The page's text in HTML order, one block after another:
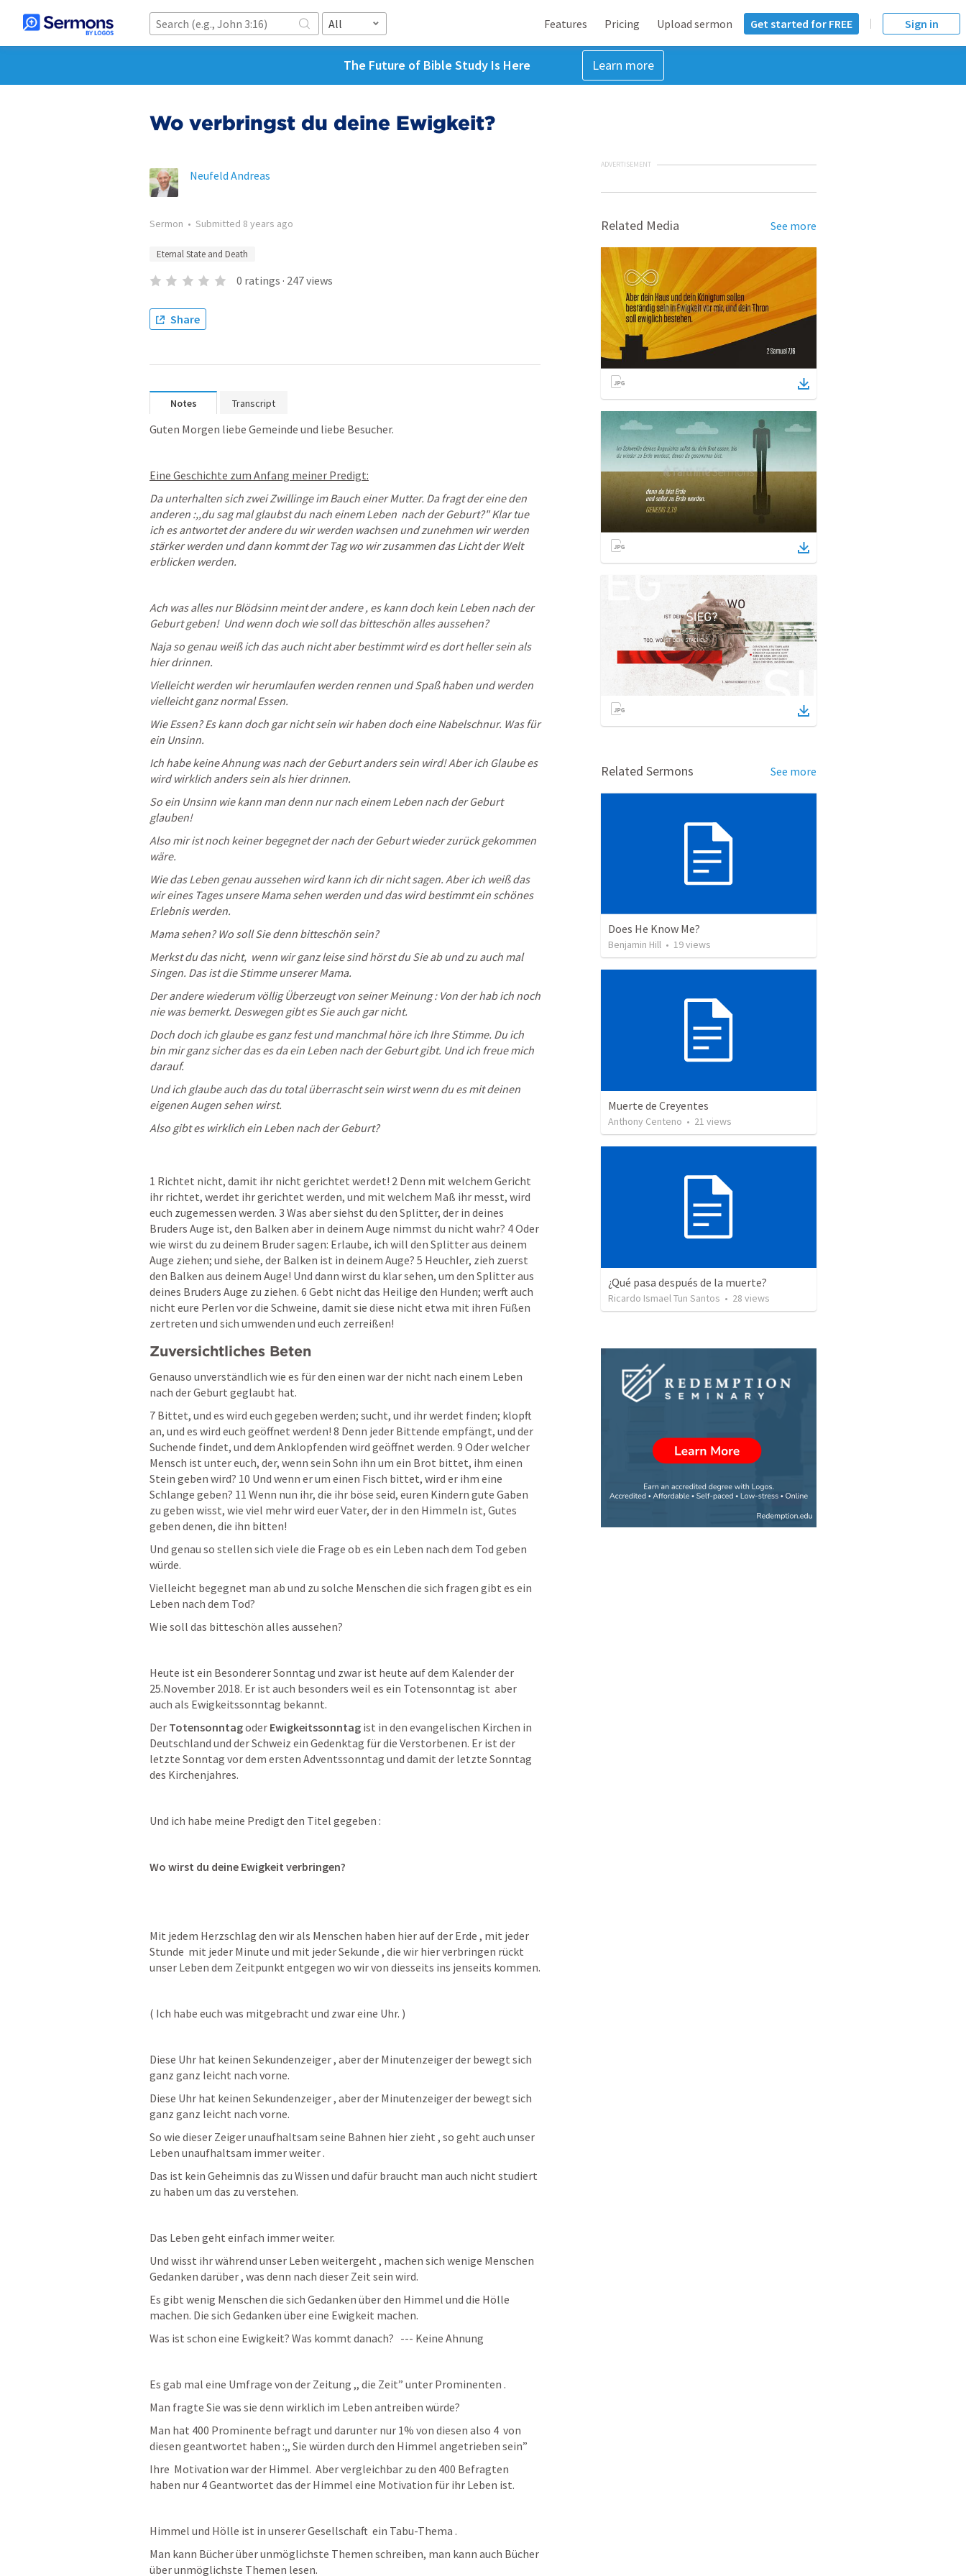
All Features Pricing Upload sermon Get started for FREE Sign in
The Future of Bible Study Is Here Learn more
Wo verbringst du deine Ewigkeit?
Neufeld Andreas
Sermon • Submitted 8 years ago
Eternal State and Death
0 ratings · 247views
Share
Notes Transcript
Guten Morgen liebe Gemeinde und liebe Besucher.
Eine Geschichte zum Anfang meiner Predigt:
Da unterhalten sich zwei Zwillinge im Bauch einer Mutter. Da fragt der eine den
anderen :,,du sag mal glaubst du nach einem Leben  nach der Geburt?" Klar tue
ich es antwortet der andere du wir werden wachsen und zunehmen wir werden
stärker werden und dann kommt der Tag wo wir zusammen das Licht der Welt
erblicken werden.
Ach was alles nur Blödsinn meint der andere , es kann doch kein Leben nach der
Geburt geben!  Und wenn doch wie soll das bitteschön alles aussehen?
Naja so genau weiß ich das auch nicht aber bestimmt wird es dort heller sein als
hier drinnen.
Vielleicht werden wir herumlaufen werden rennen und Spaß haben und werden
vielleicht ganz normal Essen.
Wie Essen? Es kann doch gar nicht sein wir haben doch eine Nabelschnur. Was für
ein Unsinn.
Ich habe keine Ahnung was nach der Geburt anders sein wird! Aber ich Glaube es
wird wirklich anders sein als hier drinnen.
So ein Unsinn wie kann man denn nur nach einem Leben nach der Geburt
glauben!
Also mir ist noch keiner begegnet der nach der Geburt wieder zurück gekommen
wäre.
Wie das Leben genau aussehen wird kann ich dir nicht sagen. Aber ich weiß das
wir eines Tages unsere Mama sehen werden und das wird bestimmt ein schönes
Erlebnis werden.
Mama sehen? Wo soll Sie denn bitteschön sein?
Merkst du das nicht,  wenn wir ganz leise sind hörst du Sie ab und zu auch mal
Singen. Das ist die Stimme unserer Mama.
Der andere wiederum völlig Überzeugt von seiner Meinung : Von der hab ich noch
nie was bemerkt. Deswegen gibt es Sie auch gar nicht.
Doch doch ich glaube es ganz fest und manchmal höre ich Ihre Stimme. Du ich
bin mir ganz sicher das es da ein Leben nach der Geburt gibt. Und ich freue mich
darauf.
Und ich glaube auch das du total überrascht sein wirst wenn du es mit deinen
eigenen Augen sehen wirst.
Also gibt es wirklich ein Leben nach der Geburt?
1 Richtet nicht, damit ihr nicht gerichtet werdet! 2 Denn mit welchem Gericht
ihr richtet, werdet ihr gerichtet werden, und mit welchem Maß ihr messt, wird
euch zugemessen werden. 3 Was aber siehst du den Splitter, der in deines
Bruders Auge ist, den Balken aber in deinem Auge nimmst du nicht wahr? 4 Oder
wie wirst du zu deinem Bruder sagen: Erlaube, ich will den Splitter aus deinem
Auge ziehen; und siehe, der Balken ist in deinem Auge? 5 Heuchler, zieh zuerst
den Balken aus deinem Auge! Und dann wirst du klar sehen, um den Splitter aus
deines Bruders Auge zu ziehen. 6 Gebt nicht das Heilige den Hunden; werft auch
nicht eure Perlen vor die Schweine, damit sie diese nicht etwa mit ihren Füßen
zertreten und sich umwenden und euch zerreißen!
Zuversichtliches Beten
Genauso unverständlich wie es für den einen war der nicht nach einem Leben
nach der Geburt geglaubt hat.
7 Bittet, und es wird euch gegeben werden; sucht, und ihr werdet finden; klopft
an, und es wird euch geöffnet werden! 8 Denn jeder Bittende empfängt, und der
Suchende findet, und dem Anklopfenden wird geöffnet werden. 9 Oder welcher
Mensch ist unter euch, der, wenn sein Sohn ihn um ein Brot bittet, ihm einen
Stein geben wird? 10 Und wenn er um einen Fisch bittet, wird er ihm eine
Schlange geben? 11 Wenn nun ihr, die ihr böse seid, euren Kindern gute Gaben
zu geben wisst, wie viel mehr wird euer Vater, der in den Himmeln ist, Gutes
geben denen, die ihn bitten!
Und genau so stellen sich viele die Frage ob es ein Leben nach dem Tod geben
würde.
Vielleicht begegnet man ab und zu solche Menschen die sich fragen gibt es ein
Leben nach dem Tod?
Wie soll das bitteschön alles aussehen?
Heute ist ein Besonderer Sonntag und zwar ist heute auf dem Kalender der
25.November 2018. Er ist auch besonders weil es ein Totensonntag ist  aber
auch als Ewigkeitssonntag bekannt.
Der Totensonntag oder Ewigkeitssonntag ist in den evangelischen Kirchen in
Deutschland und der Schweiz ein Gedenktag für die Verstorbenen. Er ist der
letzte Sonntag vor dem ersten Adventssonntag und damit der letzte Sonntag
des Kirchenjahres.
Und ich habe meine Predigt den Titel gegeben :
Wo wirst du deine Ewigkeit verbringen?
Mit jedem Herzschlag den wir als Menschen haben hier auf der Erde , mit jeder
Stunde  mit jeder Minute und mit jeder Sekunde , die wir hier verbringen rückt
unser Leben dem Zeitpunkt entgegen wo wir von diesseits ins jenseits kommen.
( Ich habe euch was mitgebracht und zwar eine Uhr. )
Diese Uhr hat keinen Sekundenzeiger , aber der Minutenzeiger der bewegt sich
ganz ganz leicht nach vorne.
Diese Uhr hat keinen Sekundenzeiger , aber der Minutenzeiger der bewegt sich
ganz ganz leicht nach vorne.
So wie dieser Zeiger unaufhaltsam seine Bahnen hier zieht , so geht auch unser
Leben unaufhaltsam immer weiter .
Das ist kein Geheimnis das zu Wissen und dafür braucht man auch nicht studiert
zu haben um das zu verstehen.
Das Leben geht einfach immer weiter.
Und wisst ihr während unser Leben weitergeht , machen sich wenige Menschen
Gedanken darüber , was denn nach dieser Zeit sein wird.
Es gibt wenig Menschen die sich Gedanken über den Himmel und die Hölle
machen. Die sich Gedanken über eine Ewigkeit machen.
Was ist schon eine Ewigkeit? Was kommt danach?   --- Keine Ahnung
Es gab mal eine Umfrage von der Zeitung ,, die Zeit” unter Prominenten .
Man fragte Sie was sie denn wirklich im Leben antreiben würde?
Man hat 400 Prominente befragt und darunter nur 1% von diesen also 4  von
diesen geantwortet haben :,, Sie würden durch den Himmel angetrieben sein”
Ihre  Motivation war der Himmel.  Aber vergleichbar zu den 400 Befragten
haben nur 4 Geantwortet das der Himmel eine Motivation für ihr Leben ist.
Himmel und Hölle ist in unserer Gesellschaft  ein Tabu-Thema .
Man kann Bücher über unmöglichste Themen schreiben, man kann auch Bücher
über unmöglichste Themen lesen.
ADVERTISEMENT
Related Media See more
Related Sermons See more
Does He Know Me?
Benjamin Hill • 19views
Muerte de Creyentes
Anthony Centeno • 21 views
¿Qué pasa después de la muerte?
Ricardo Ismael Tun Santos • 28 views